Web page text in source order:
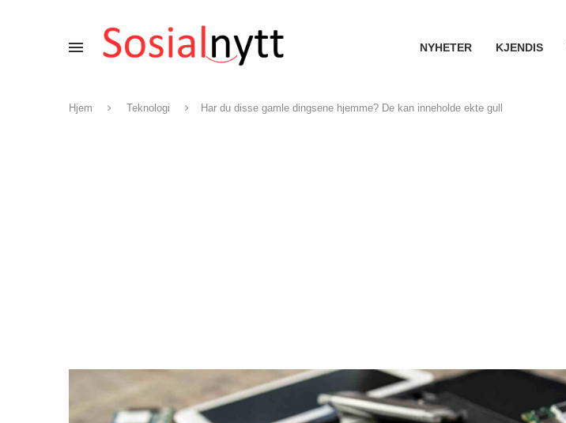
NYHETER KJENDIS
Hjem Teknologi Har du disse gamle dingsene hjemme? De kan inneholde ekte gull